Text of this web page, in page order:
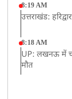
8:19 AM
उत्तराखंड:
8:18 AM
UP: लखनऊ में
मौत